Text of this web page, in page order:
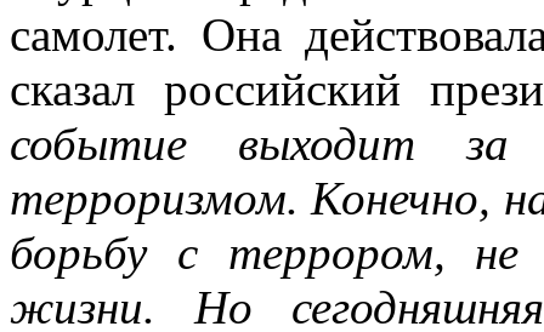
самолет. Она
сказал российский
событие выходит
терроризмом. Конечно,
борьбу с террором,
жизни. Но